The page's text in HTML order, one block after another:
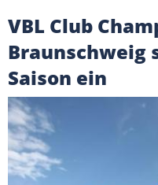
VBL Club
Braunschweig
Saison ein